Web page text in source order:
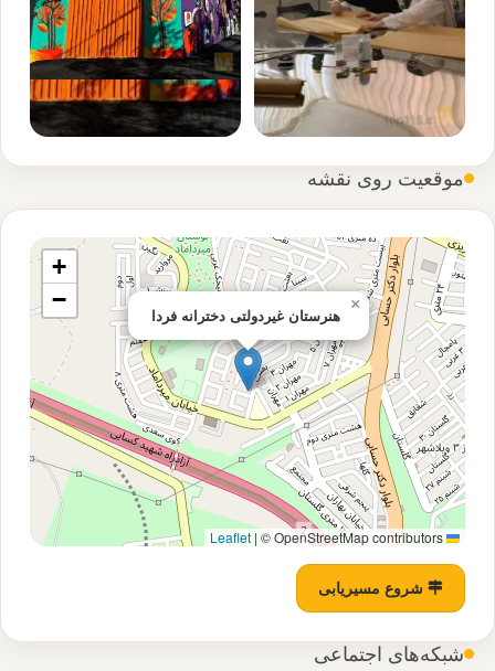
موقعیت روی نقشه
هنرستان غیردولتی دخترانه فردا
×
+
−
Leaflet
|© OpenStreetMap contributors
شروع مسیریابی
شبکه‌های اجتماعی